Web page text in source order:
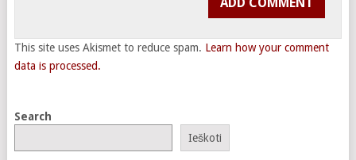
This site uses Akismet to reduce spam. Learn how your comment
data is processed.
Search
Ieškoti